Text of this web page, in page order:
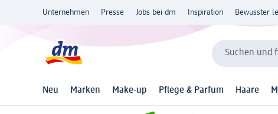
Unternehmen Presse Jobs bei dm Inspiration Bewusster
Suchen und
Neu Marken Make-up Pflege & Parfum Haare